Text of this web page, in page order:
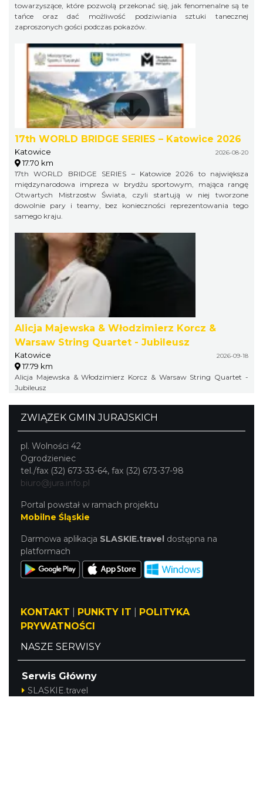
towarzyszące, które pozwolą przekonać się, jak fenomenalne są te
tańce oraz dać możliwość podziwiania sztuki tanecznej
zaproszonych gości podczas pokazów.
17th WORLD BRIDGE SERIES – Katowice 2026
Katowice 2026-08-20
17.70 km
17th WORLD BRIDGE SERIES – Katowice 2026 to największa
międzynarodowa impreza w brydżu sportowym, mająca rangę
Otwartych Mistrzostw Świata, czyli startują w niej tworzone
dowolnie pary i teamy, bez konieczności reprezentowania tego
samego kraju.
Alicja Majewska & Włodzimierz Korcz &
Warsaw String Quartet - Jubileusz
Katowice 2026-09-18
17.79 km
Alicja Majewska & Włodzimierz Korcz & Warsaw String Quartet -
Jubileusz
ZWIĄZEK GMIN JURAJSKICH
pl. Wolności 42
Ogrodzieniec
tel./fax (32) 673-33-64, fax (32) 673-37-98
biuro@jura.info.pl
Portal powstał w ramach projektu
Mobilne Śląskie
Darmowa aplikacja SLASKIE.travel dostępna na
platformach
KONTAKT PUNKTY IT
POLITYKA
PRYWATNOŚCI
NASZE SERWISY
Serwis Główny
SLASKIE.travel